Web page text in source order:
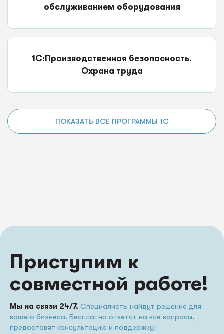
обслуживанием оборудования
1С:Производственная безопасность.
Охрана труда
ПОКАЗАТЬ ВСЕ ПРОГРАММЫ 1С
Приступим к
совместной работе!
Мы на связи 24/7. Специалисты найдут решение для
вашего бизнеса. Бесплатно ответят на все вопросы,
предоставят консультацию и поддержку!